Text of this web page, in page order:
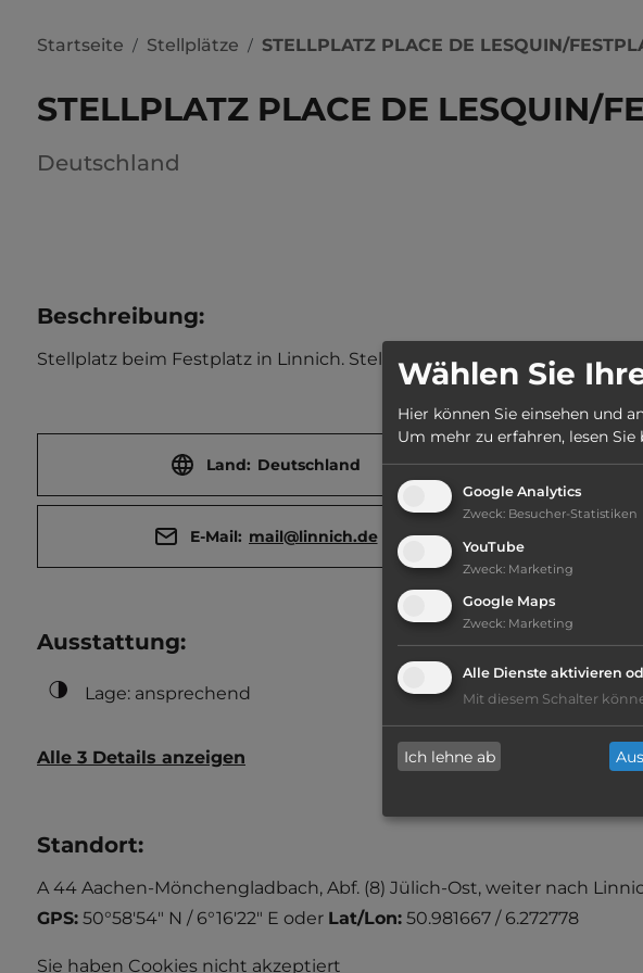
Startseite / Stellplätze / STELLPLATZ PLACE DE LESQUIN/
STELLPLATZ PLACE DE LESQUIN/
Deutschland
Beschreibung:
Stellplatz beim Festplatz in Linnich. Stellfläche auf Schotter.
Land: Deutschland
E-Mail: mail@linnich.de
Ausstattung:
Lage: ansprechend
Alle 3 Details anzeigen
Standort:
A 44 Aachen-Mönchengladbach, Abf. (8) Jülich-Ost, weiter nach
GPS: 50°58'54" N / 6°16'22" E oder Lat/Lon: 50.981667 / 6.272778
Sie haben Cookies nicht akzeptiert
Wählen Sie
Hier können Sie einsehen und
Um mehr zu erfahren, lesen Sie
Google Analytics
Zweck: Besucher-Statistiken
YouTube
Zweck: Marketing
Google Maps
Zweck: Marketing
Alle Dienste aktivieren
Mit diesem Schalter
Ich lehne ab